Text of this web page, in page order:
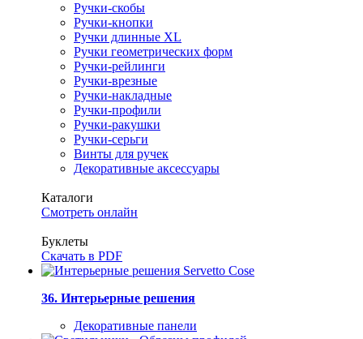
Ручки-скобы
Ручки-кнопки
Ручки длинные XL
Ручки геометрических форм
Ручки-рейлинги
Ручки-врезные
Ручки-накладные
Ручки-профили
Ручки-ракушки
Ручки-серьги
Винты для ручек
Декоративные аксессуары
Каталоги
Смотреть онлайн
Буклеты
Скачать в PDF
36. Интерьерные решения
Декоративные панели